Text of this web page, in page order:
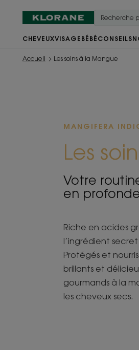
CHEVEUXVISAGE BÉBÉ CONSEILS
Accueil Les soins à la Mangue
MANGIFERA
Les
Votre
en
Riche en acides
l’ingrédient
Protégés et
brillants et
gourmands à la
les cheveux secs.